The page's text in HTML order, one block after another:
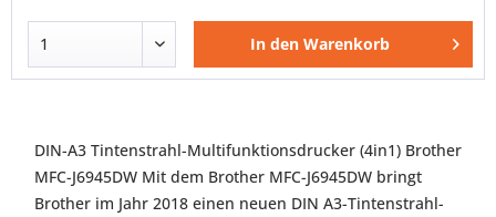
In den Warenkorb
DIN-A3 Tintenstrahl-Multifunktionsdrucker (4in1) Brother
MFC-J6945DW Mit dem Brother MFC-J6945DW bringt
Brother im Jahr 2018 einen neuen DIN A3-Tintenstrahl-